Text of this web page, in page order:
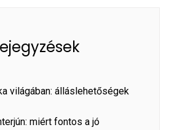
világában: álláslehetőségek
miért fontos a jó